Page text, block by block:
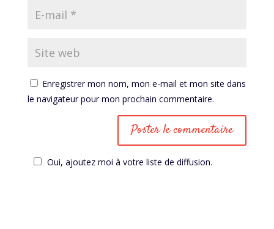
Enregistrer mon nom, mon e-mail et mon site dans
le navigateur pour mon prochain commentaire.
Oui, ajoutez moi à votre liste de diffusion.